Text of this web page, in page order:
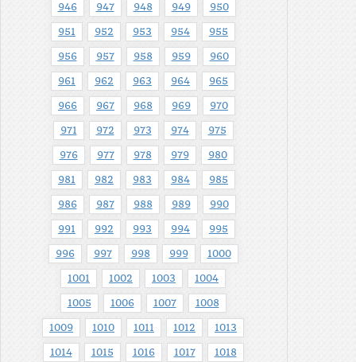
946 947 948 949 950
951 952 953 954 955
956 957 958 959 960
961 962 963 964 965
966 967 968 969 970
971 972 973 974 975
976 977 978 979 980
981 982 983 984 985
986 987 988 989 990
991 992 993 994 995
996 997 998 999 1000
1001 1002 1003 1004
1005 1006 1007 1008
1009 1010 1011 1012 1013
1014 1015 1016 1017 1018